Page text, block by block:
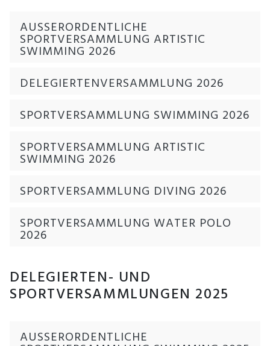
AUSSERORDENTLICHE
SPORTVERSAMMLUNG ARTISTIC
SWIMMING 2026
DELEGIERTENVERSAMMLUNG 2026
SPORTVERSAMMLUNG SWIMMING 2026
SPORTVERSAMMLUNG ARTISTIC
SWIMMING 2026
SPORTVERSAMMLUNG DIVING 2026
SPORTVERSAMMLUNG WATER POLO
2026
DELEGIERTEN- UND
SPORTVERSAMMLUNGEN 2025
AUSSERORDENTLICHE